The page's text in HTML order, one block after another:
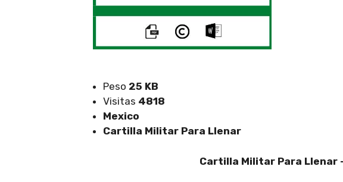
Peso 25 KB
Visitas 4818
Mexico
Cartilla Militar Para Llenar
Cartilla Militar Para Llenar